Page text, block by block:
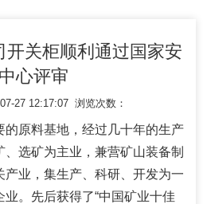
开关柜顺利通过国家安
心评审
27 12:17:07 浏览次数：
的原料基地，经过几十年的生产
选矿为主业，兼营矿山装备制
业，集生产、科研、开发为一
。先后获得了“中国矿业十佳